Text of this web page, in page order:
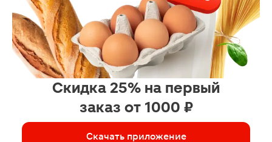
Скидка 25% на первый
заказ от 1000 ₽
Скачать приложение